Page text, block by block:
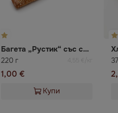
Багета „Рустик“ със сусам
220 г 4,55 €/кг
1,00 €
Купи